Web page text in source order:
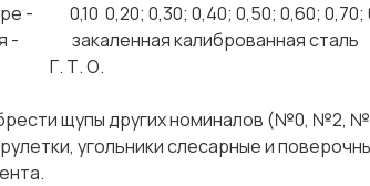
- 0,10 0,20; 0,30; 0,40; 0,50; 0,60; 0,70;
- закаленная калиброванная сталь
Г. Т. О.
щупы других номиналов (№0, №2,
угольники слесарные и